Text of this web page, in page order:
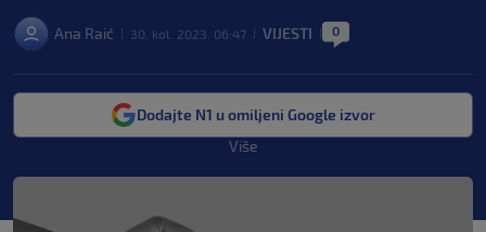
Ana Raić 30. kol. 2023. 06:47 VIJESTI 0
Dodajte N1 u omiljeni Google izvor
Više